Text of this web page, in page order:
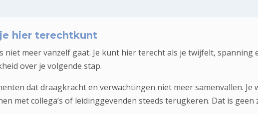
hier terechtkunt
meer vanzelf gaat. Je kunt hier terecht als je twijfelt, spanning
over je volgende stap.
dat draagkracht en verwachtingen niet meer samenvallen. Je
met collega’s of leidinggevenden steeds terugkeren. Dat is geen